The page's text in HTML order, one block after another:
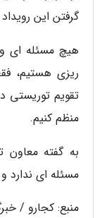
گرفتن این
هیچ مسئله ای
ریزی هستیم،
تقویم توریستی
منظم کنیم.
به گفته معاون
مسئله ای ندارد
منبع: کجارو /